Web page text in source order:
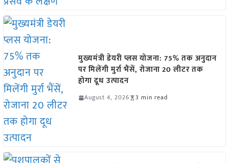
मुख्यमंत्री डेयरी प्लस योजना: 75% तक अनुदान
पर मिलेंगी मुर्रा भैंसें, रोजाना 20 लीटर तक
होगा दूध उत्पादन
August 4, 2026 3 min read